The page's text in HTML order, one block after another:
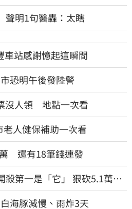
明1句醫轟：太瞎
車站感謝憶起這瞬間
恐明午後發陸警
沒人領 地點一次看
人健保補助一次看
還有18筆錢連發
殺第一是「它」 狠砍5.1萬張
海豚減慢、雨炸3天